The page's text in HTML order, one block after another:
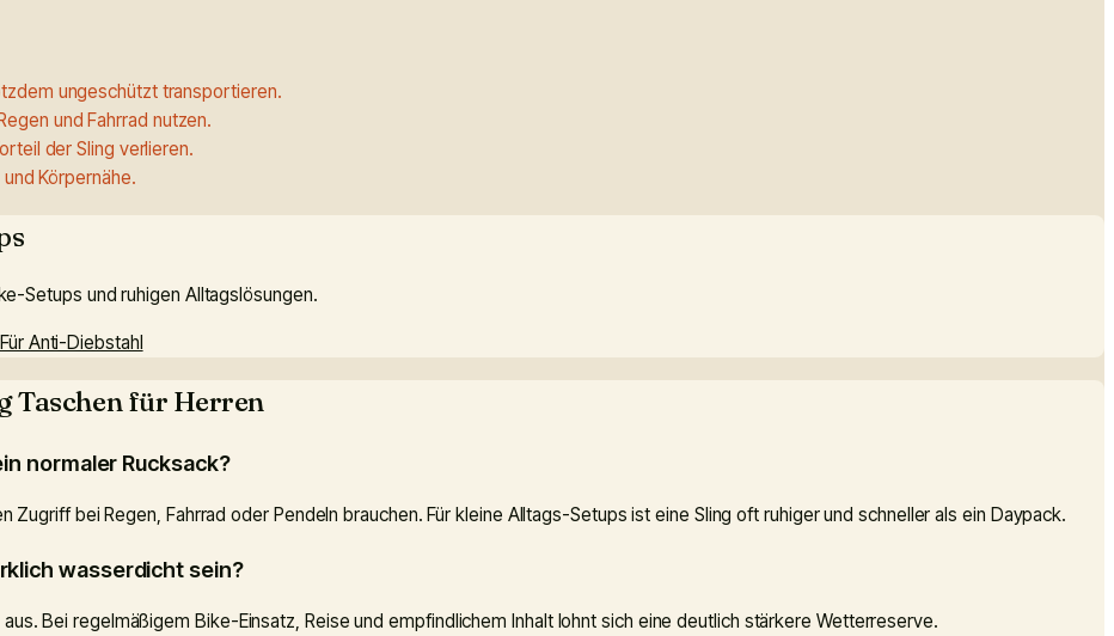
ungeschützt transportieren.
und Fahrrad nutzen.
der Sling verlieren.
Körpernähe.
Setups und ruhigen Alltagslösungen.
Für Anti-Diebstahl
Taschen für Herren
normaler Rucksack?
Zugriff bei Regen, Fahrrad oder Pendeln brauchen. Für kleine Alltags-Setups ist eine Sling oft ruhiger und schneller als ein Daypack.
wasserdicht sein?
Bei regelmäßigem Bike-Einsatz, Reise und empfindlichem Inhalt lohnt sich eine deutlich stärkere Wetterreserve.